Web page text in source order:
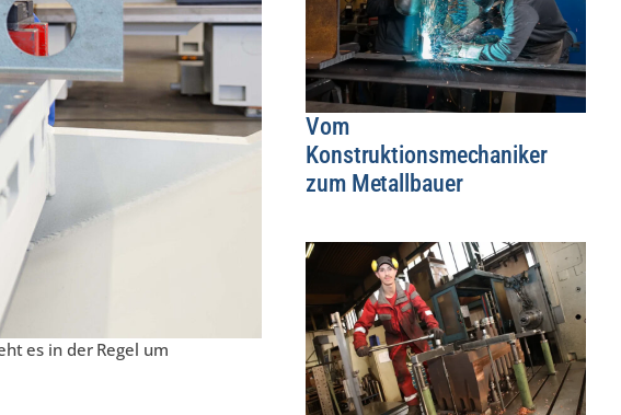
es in der Regel um
Vom
Konstruktionsmechaniker
zum Metallbauer